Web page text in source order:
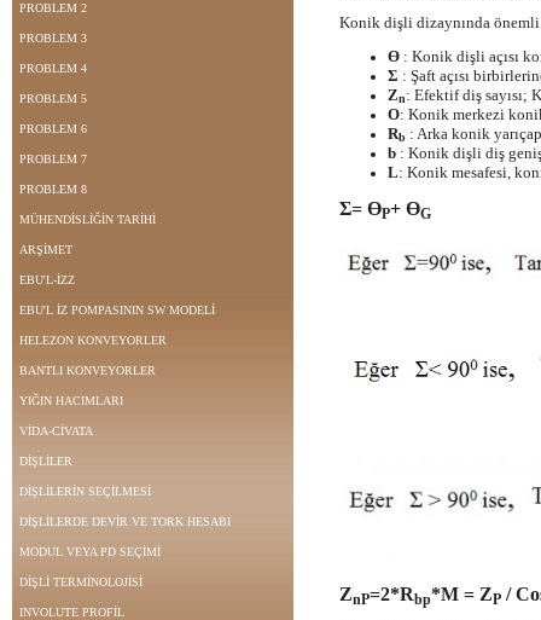
PROBLEM 2
PROBLEM 3
PROBLEM 4
PROBLEM 5
PROBLEM 6
PROBLEM 7
PROBLEM 8
MÜHENDİSLİĞİN TARİHİ
ARŞİMET
EBU'L-İZZ
EBU'L İZ POMPASININ SW MODELİ
HELEZON KONVEYORLER
BANTLI KONVEYORLER
YIĞIN HACIMLARI
VİDA-CİVATA
DİŞLİLER
DİŞLİLERİN SEÇİLMESİ
DİŞLİLERDE DEVİR VE TORK HESABI
MODUL VEYA PD SEÇİMİ
DİŞLİ TERMİNOLOJİSİ
INVOLUTE PROFİL
Konik dişli dizaynında önemli
Ө : Konik dişli açısı
Σ : Şaft açısı
Zn: Efektif diş sayısı;
O: Konik merkezi
Rb : Arka konik
b : Konik dişli diş
L: Konik mesafesi,
Σ= ӨP+ ӨG
ZnP=2*Rbp*M = ZP /